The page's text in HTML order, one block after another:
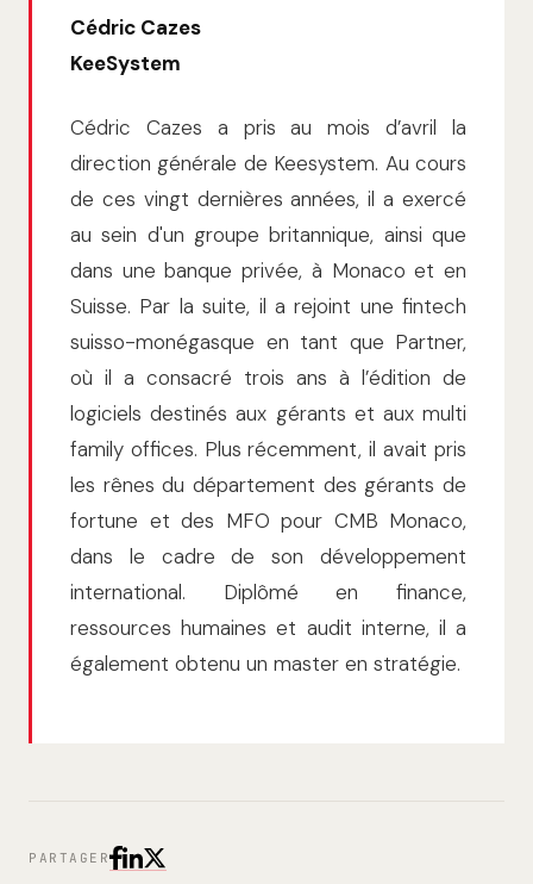
Cédric Cazes
KeeSystem
Cédric Cazes a pris au mois d’avril la
direction générale de Keesystem. Au cours
de ces vingt dernières années, il a exercé
au sein d'un groupe britannique, ainsi que
dans une banque privée, à Monaco et en
Suisse. Par la suite, il a rejoint une fintech
suisso-monégasque en tant que Partner,
où il a consacré trois ans à l’édition de
logiciels destinés aux gérants et aux multi
family offices. Plus récemment, il avait pris
les rênes du département des gérants de
fortune et des MFO pour CMB Monaco,
dans le cadre de son développement
international. Diplômé en finance,
ressources humaines et audit interne, il a
également obtenu un master en stratégie.
PARTAGER